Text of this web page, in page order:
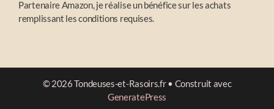
Partenaire Amazon, je réalise un bénéfice sur les achats
remplissant les conditions requises.
© 2026 Tondeuses-et-Rasoirs.fr• Construit avec
GeneratePress